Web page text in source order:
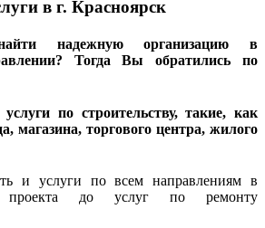
в г. Красноярск
надежную организацию в
Тогда Вы обратились по
по строительству, такие, как
магазина, торгового центра, жилого
и услуги по всем направлениям в
проекта до услуг по ремонту